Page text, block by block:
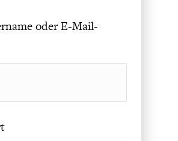
oder E-Mail-